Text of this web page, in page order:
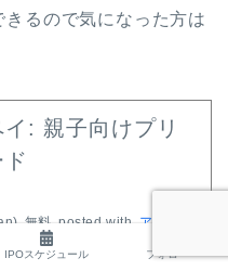
るので気になった方は
: 親子向けプリ
無料 posted with
アプリー
IPOスケジュール フォロー